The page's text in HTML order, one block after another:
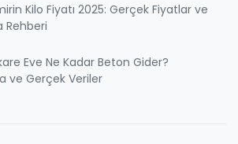
Kilo Fiyatı 2025: Gerçek Fiyatlar ve
Rehberi
Eve Ne Kadar Beton Gider?
ve Gerçek Veriler